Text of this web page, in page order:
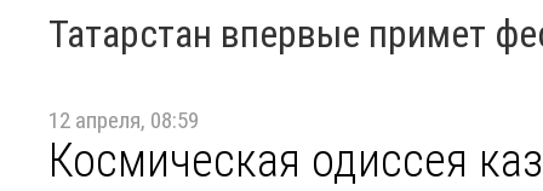
Татарстан впервые примет
12 апреля, 08:59
Космическая одиссея